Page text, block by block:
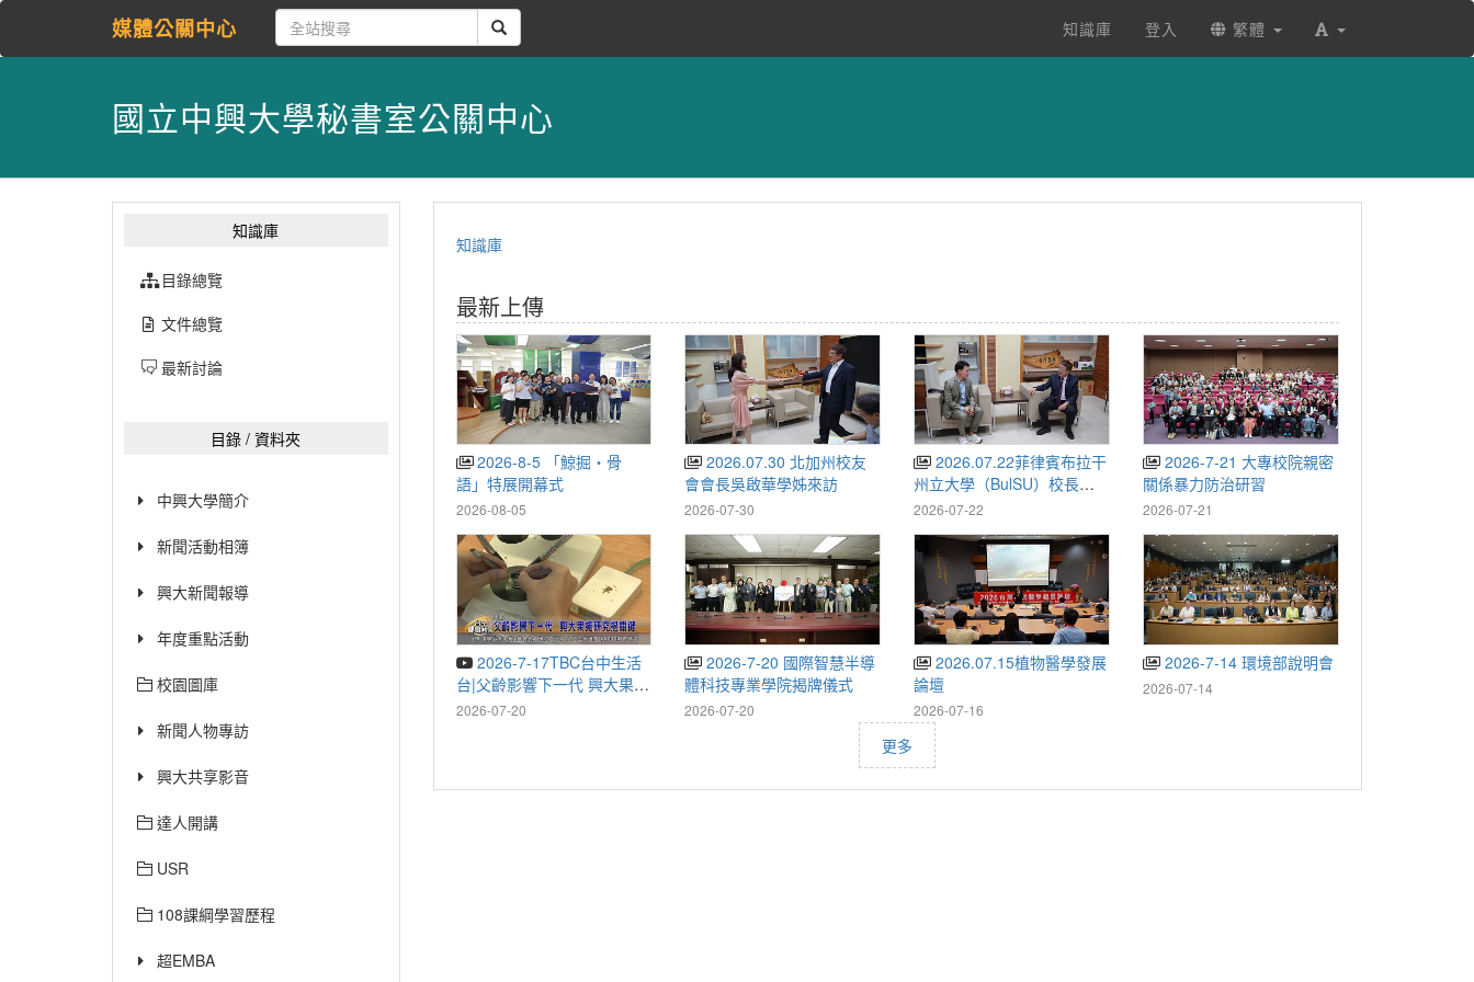
媒體公關中心 知識庫 登入 繁體
國立中興大學秘書室公關中心
知識庫
目錄總覽
文件總覽
最新討論
目錄 / 資料夾
中興大學簡介
新聞活動相簿
興大新聞報導
年度重點活動
校園圖庫
新聞人物專訪
興大共享影音
達人開講
USR
108課綱學習歷程
超EMBA
知識庫
最新上傳
2026-8-5 「鯨掘・骨
語」特展開幕式
2026-08-05
2026.07.30 北加州校友
會會長吳啟華學姊來訪
2026-07-30
2026.07.22菲律賓布拉干
州立大學（BulSU）校長來
訪
2026-07-22
2026-7-21 大專校院親密
關係暴力防治研習
2026-07-21
2026-7-17TBC台中生活
台|父齡影響下一代 興大果蠅
研究揭關鍵
2026-07-20
2026-7-20 國際智慧半導
體科技專業學院揭牌儀式
2026-07-20
2026.07.15植物醫學發展
論壇
2026-07-16
2026-7-14 環境部說明會
2026-07-14
更多